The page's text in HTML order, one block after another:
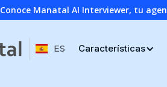
Conoce Manatal AI Interviewer, tu
ES Características